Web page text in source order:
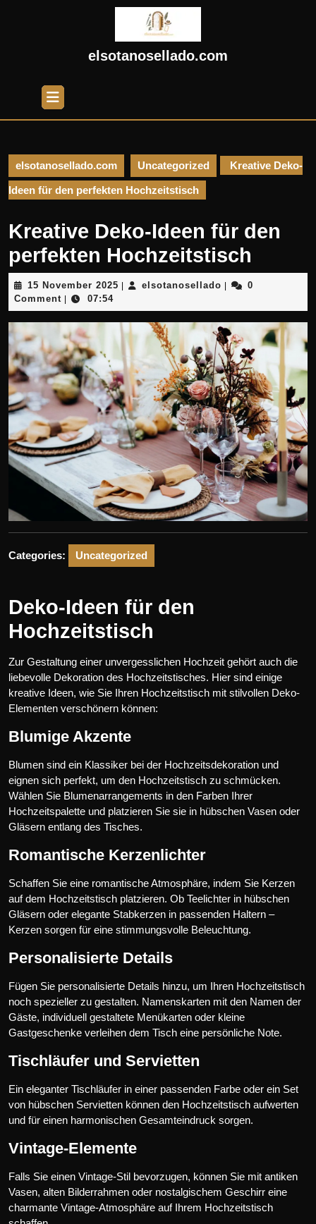
elsotanosellado.com
Open
Button
elsotanosellado.com Uncategorized Kreative Deko-
Ideen für den perfekten Hochzeitstisch
Kreative Deko-Ideen für den
perfekten Hochzeitstisch
15 November 2025 15
2025
| elsotanosellado elsotanosellado
|
0
Comment | 07:54
Categories: Uncategorized
Deko-Ideen für den
Hochzeitstisch
Zur Gestaltung einer unvergesslichen Hochzeit gehört auch die
liebevolle Dekoration des Hochzeitstisches. Hier sind einige
kreative Ideen, wie Sie Ihren Hochzeitstisch mit stilvollen Deko-
Elementen verschönern können:
Blumige Akzente
Blumen sind ein Klassiker bei der Hochzeitsdekoration und
eignen sich perfekt, um den Hochzeitstisch zu schmücken.
Wählen Sie Blumenarrangements in den Farben Ihrer
Hochzeitspalette und platzieren Sie sie in hübschen Vasen oder
Gläsern entlang des Tisches.
Romantische Kerzenlichter
Schaffen Sie eine romantische Atmosphäre, indem Sie Kerzen
auf dem Hochzeitstisch platzieren. Ob Teelichter in hübschen
Gläsern oder elegante Stabkerzen in passenden Haltern –
Kerzen sorgen für eine stimmungsvolle Beleuchtung.
Personalisierte Details
Fügen Sie personalisierte Details hinzu, um Ihren Hochzeitstisch
noch spezieller zu gestalten. Namenskarten mit den Namen der
Gäste, individuell gestaltete Menükarten oder kleine
Gastgeschenke verleihen dem Tisch eine persönliche Note.
Tischläufer und Servietten
Ein eleganter Tischläufer in einer passenden Farbe oder ein Set
von hübschen Servietten können den Hochzeitstisch aufwerten
und für einen harmonischen Gesamteindruck sorgen.
Vintage-Elemente
Falls Sie einen Vintage-Stil bevorzugen, können Sie mit antiken
Vasen, alten Bilderrahmen oder nostalgischem Geschirr eine
charmante Vintage-Atmosphäre auf Ihrem Hochzeitstisch